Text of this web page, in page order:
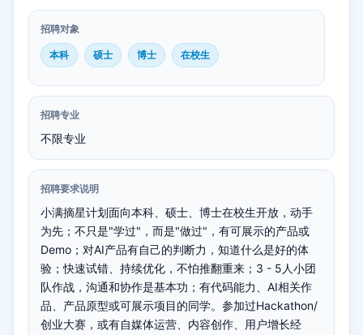
招聘对象
本科 硕士 博士 在校生
招聘专业
不限专业
招聘要求说明
小满摘星计划面向本科、硕士、博士在校生开放，动手
为先；不只是"学过"，而是"做过"，有可展示的产品或
Demo；对AI产品有自己的判断力，知道什么是好的体
验；快速试错、持续优化，不怕推翻重来；3 - 5人小团
队作战，沟通和协作是基本功；有代码能力、AI相关作
品、产品原型或可展示项目的同学。参加过Hackathon/
创业大赛，或有自媒体运营、内容创作、用户增长经